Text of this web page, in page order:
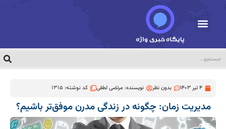
4 تیر 1403 بدون نظر نویسنده:مرتضی لطفی کد نوشته: 1315
مدیریت زمان: چگونه در زندگی مدرن موفق‌تر باشیم؟